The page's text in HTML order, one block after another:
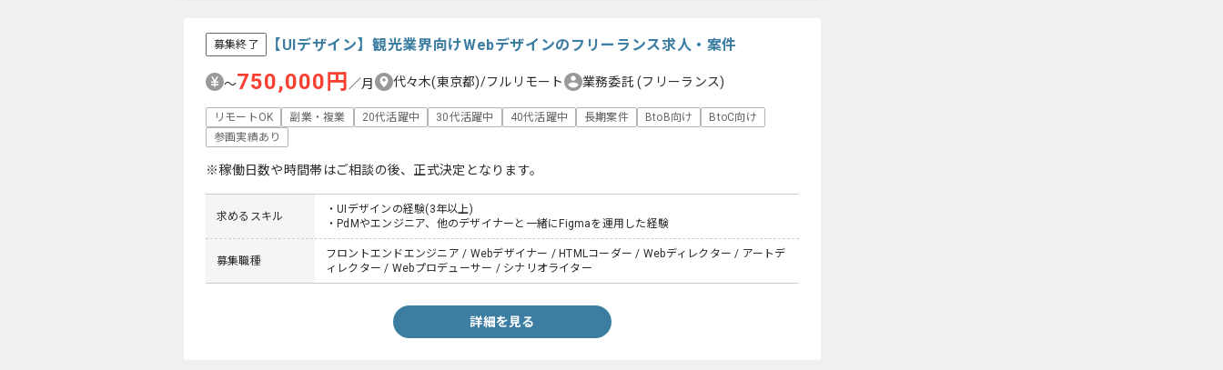
募集終了 【UIデザイン】観光業界向けWebデザインのフリーランス求人・案件
〜750,000円 ／月 代々木(東京都)/フルリモート 業務委託(フリーランス)
リモートOK 副業・複業 20代活躍中 30代活躍中 40代活躍中 長期案件 BtoB向け
BtoC向け
参画実績あり
※稼働日数や時間帯はご相談の後、正式決定となります。
求めるスキル
・UIデザインの経験(3年以上)
・PdMやエンジニア、他のデザイナーと一緒にFigmaを運用した経験
募集職種
フロントエンドエンジニア / Webデザイナー / HTMLコーダー / Webディレクター / アートデ
ィレクター / Webプロデューサー / シナリオライター
詳細を見る